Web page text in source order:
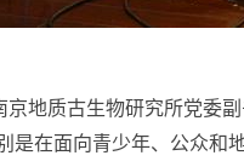
京地质古生物研究所党委
是在面向青少年、公众和